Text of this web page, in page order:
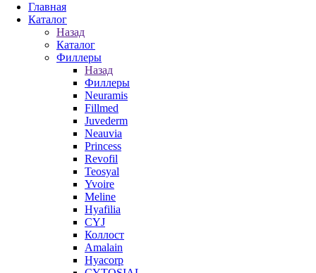
Главная
Каталог
Назад
Каталог
Филлеры
Назад
Филлеры
Neuramis
Fillmed
Juvederm
Neauvia
Princess
Revofil
Teosyal
Yvoire
Meline
Hyafilia
CYJ
Коллост
Amalain
Hyacorp